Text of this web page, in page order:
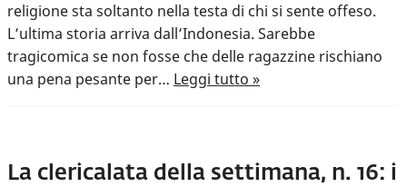
religione sta soltanto nella testa di chi si sente offeso.
L’ultima storia arriva dall’Indonesia. Sarebbe
tragicomica se non fosse che delle ragazzine rischiano
una pena pesante per… Leggi tutto »
La clericalata della settimana, n. 16: i